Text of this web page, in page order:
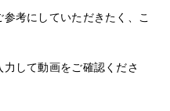
考にしていただきたく、こ
して動画をご確認くださ